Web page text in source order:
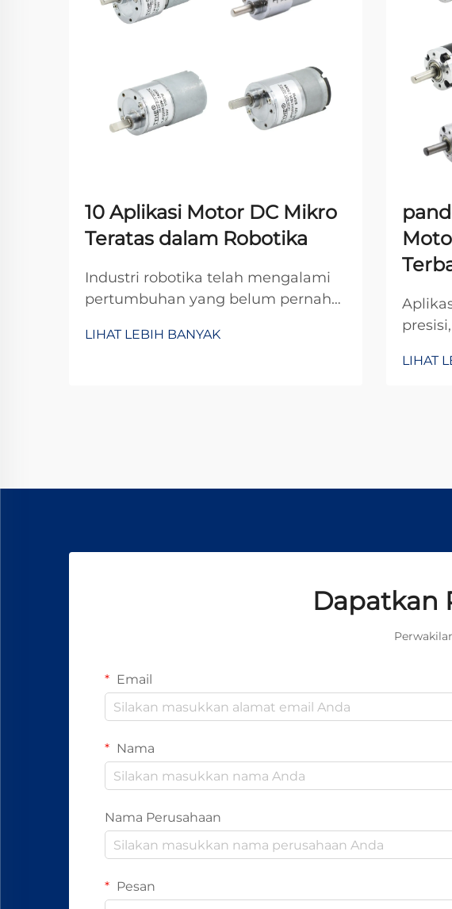
10 Aplikasi Motor DC Mikro
Teratas dalam Robotika
Industri robotika telah mengalami
pertumbuhan yang belum pernah
tahun terakhir, didorong oleh
LIHAT LEBIH BANYAK
LIHAT
Dapatkan
Email
Nama
Nama Perusahaan
Pesan